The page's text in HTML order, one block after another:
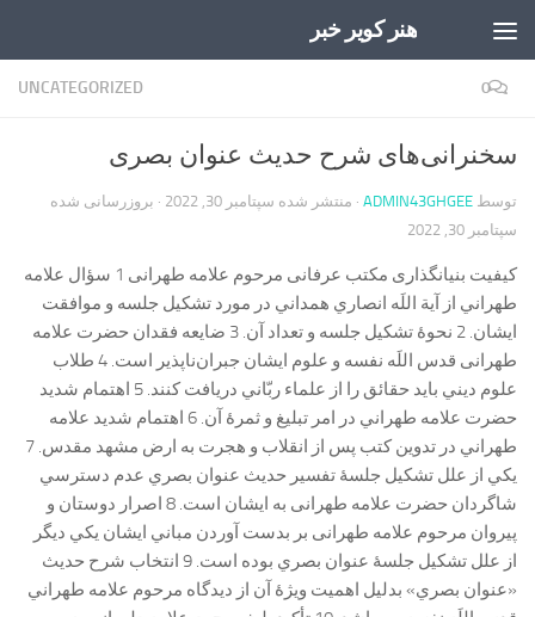
هنر کویر خبر
UNCATEGORIZED 0
سخنرانی‌های شرح حدیث عنوان بصری
توسط ADMIN43GHGEE · منتشر شده سپتامبر 30, 2022
· بروزرسانی شده
سپتامبر 30, 2022
کیفیت بنیانگذاری مکتب عرفانی مرحوم علامه طهرانی 1 سؤال علامه
طهراني از آية اللَه انصاري همداني در مورد تشكيل جلسه و موافقت
ايشان. 2 نحوۀ تشكيل جلسه و تعداد آن. 3 ضايعه فقدان حضرت علامه
طهرانی قدس اللَه نفسه و علوم ايشان جبران‌ناپذير است. 4 طلاب
علوم ديني بايد حقائق را از علماء ربّاني دريافت كنند. 5 اهتمام شديد
حضرت علامه طهراني در امر تبليغ و ثمرۀ آن. 6 اهتمام شديد علامه
طهراني در تدوين كتب پس از انقلاب و هجرت به ارض مشهد مقدس. 7
يكي از علل تشكيل جلسۀ تفسير حديث عنوان بصري عدم دسترسي
شاگردان حضرت علامه طهرانی به ايشان است. 8 اصرار دوستان و
پيروان مرحوم علامه طهرانی بر بدست آوردن مباني ایشان يكي ديگر
از علل تشكيل جلسۀ عنوان بصري بوده است. 9 انتخاب شرح حديث
«عنوان بصري» بدليل اهميت ويژۀ آن از ديدگاه مرحوم علامه طهراني